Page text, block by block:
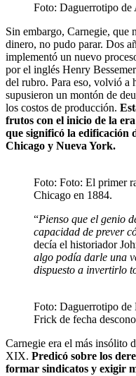
Foto: Daguerrotipo de
Sin embargo, Carnegie, que
dinero, no pudo parar. Dos
implementó un nuevo
por el inglés Henry
del rubro. Para eso, volvió a
supusieron un montón de
los costos de producción.
frutos con el inicio de la
que significó la edificación
Chicago y Nueva York.
Foto: Foto: El primer
Chicago en 1884.
“Pienso que el genio
capacidad de prever
decía el historiador
algo podía darle una
dispuesto a invertirlo
Foto: Daguerrotipo de
Frick de fecha
Carnegie era el más insólito
XIX. Predicó sobre los
formar sindicatos y exigir